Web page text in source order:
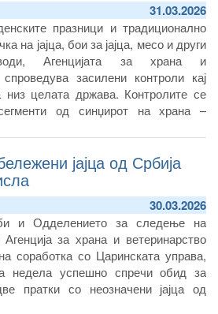
31.03.2026
празници и традиционално
на јајца, бои за јајца, месо и други
Агенцијата за храна и
засилени контроли кај
низ целата држава. Контролите се
од синџирот на храна –
на небезбедни производи и да
јајца од Србија
30.03.2026
и Одделението за следење на
за храна и ветеринарство
соработка со Царинската управа,
недела успешно спречи обид за
пратки со неозначени јајца од